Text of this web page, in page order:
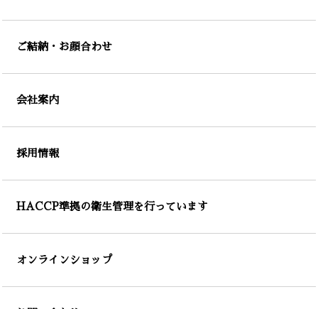
ご結納・お顔合わせ
会社案内
採用情報
HACCP準拠の衛生管理を行っています
オンラインショップ